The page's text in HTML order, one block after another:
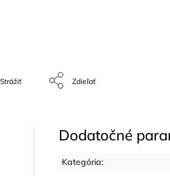
Strážiť Zdieľať
Dodatočné
Kategória: